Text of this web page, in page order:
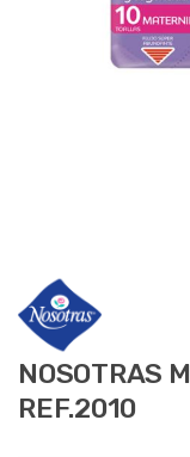
NOSOTRAS
REF.2010